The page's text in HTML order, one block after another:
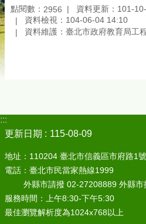
點閱數： 2956
資料更新：101-
資料檢視：104-06-04 14:10
資料維護：臺北市政府教育局工
:::
更新日期
115-08-09
地址：110204 臺北市信義區市府路1號
電話：臺北市民當家熱線1999
外縣市請撥 02-27208889 外縣市
服務時間：上午8:30-下午5:30
最佳瀏覽解析度為1024x768以上